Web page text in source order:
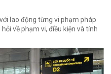
lao động từng vi phạm pháp
về phạm vi, điều kiện và tính